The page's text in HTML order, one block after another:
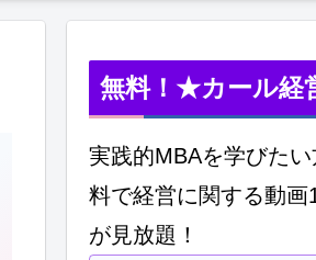
無料！★カール経
実践的MBAを学びた
料で経営に関する動画
が見放題！